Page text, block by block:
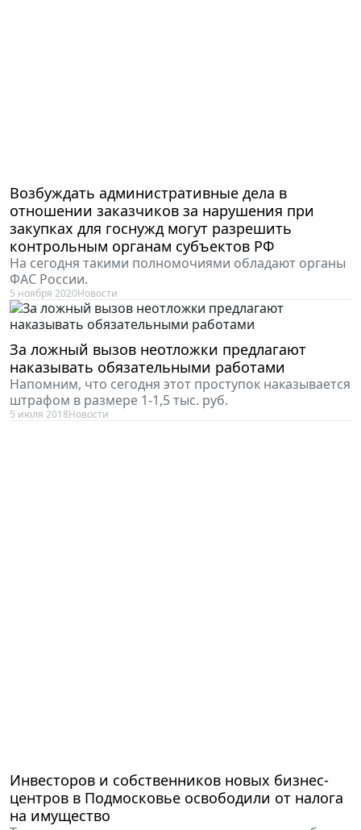
Возбуждать административные дела в
отношении заказчиков за нарушения при
закупках для госнужд могут разрешить
контрольным органам субъектов РФ
На сегодня такими полномочиями обладают органы
ФАС России.
5 ноября 2020Новости
За ложный вызов неотложки предлагают
наказывать обязательными работами
Напомним, что сегодня этот проступок наказывается
штрафом в размере 1-1,5 тыс. руб.
5 июля 2018Новости
Инвесторов и собственников новых бизнес-
центров в Подмосковье освободили от налога
на имущество